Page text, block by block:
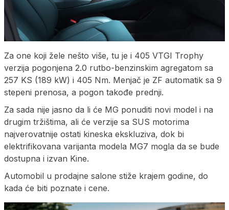
Za one koji žele nešto više, tu je i 405 VTGI Trophy
verzija pogonjena 2.0 rutbo-benzinskim agregatom sa
257 KS (189 kW) i 405 Nm. Menjač je ZF automatik sa 9
stepeni prenosa, a pogon takođe prednji.
Za sada nije jasno da li će MG ponuditi novi model i na
drugim tržištima, ali će verzije sa SUS motorima
najverovatnije ostati kineska ekskluziva, dok bi
elektrifikovana varijanta modela MG7 mogla da se bude
dostupna i izvan Kine.
Automobil u prodajne salone stiže krajem godine, do
kada će biti poznate i cene.